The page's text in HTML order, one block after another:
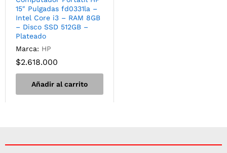
15″ Pulgadas fd0331la –
Intel Core i3 – RAM 8GB
– Disco SSD 512GB –
Plateado
Marca: HP
$2.618.000
Añadir al carrito